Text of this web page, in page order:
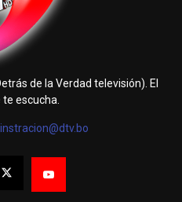
de la Verdad televisión). El
escucha.